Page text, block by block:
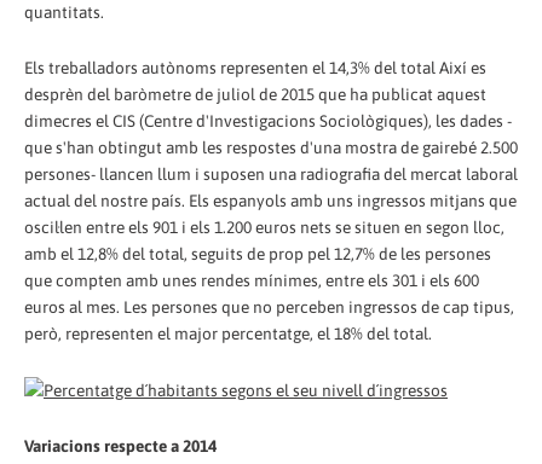
quantitats.
Els treballadors autònoms representen el 14,3% del total Així es
desprèn del baròmetre de juliol de 2015 que ha publicat aquest
dimecres el CIS (Centre d'Investigacions Sociològiques), les dades -
que s'han obtingut amb les respostes d'una mostra de gairebé 2.500
persones- llancen llum i suposen una radiografia del mercat laboral
actual del nostre país. Els espanyols amb uns ingressos mitjans que
oscil·len entre els 901 i els 1.200 euros nets se situen en segon lloc,
amb el 12,8% del total, seguits de prop pel 12,7% de les persones
que compten amb unes rendes mínimes, entre els 301 i els 600
euros al mes. Les persones que no perceben ingressos de cap tipus,
però, representen el major percentatge, el 18% del total.
Variacions respecte a 2014